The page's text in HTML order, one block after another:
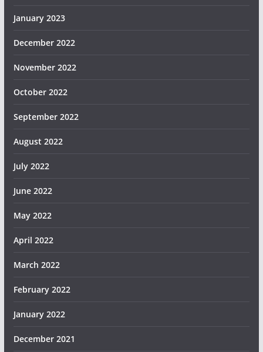
January 2023
December 2022
November 2022
October 2022
September 2022
August 2022
July 2022
June 2022
May 2022
April 2022
March 2022
February 2022
January 2022
December 2021